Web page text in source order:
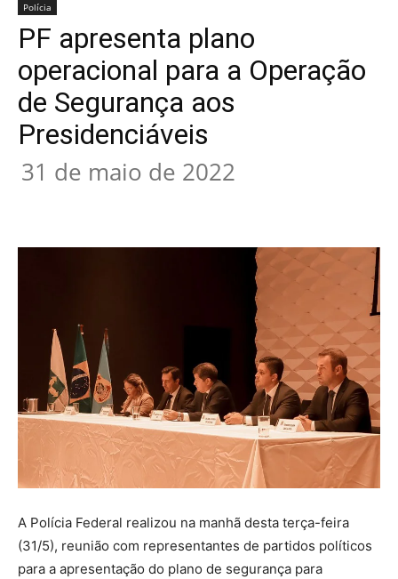
Polícia
PF apresenta plano
operacional para a Operação
de Segurança aos
Presidenciáveis
31 de maio de 2022
A Polícia Federal realizou na manhã desta terça-feira
(31/5), reunião com representantes de partidos políticos
para a apresentação do plano de segurança para